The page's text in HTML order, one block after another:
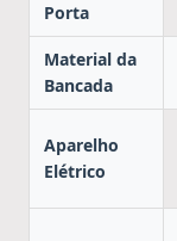
Porta
Material da
Bancada
Aparelho
Elétrico